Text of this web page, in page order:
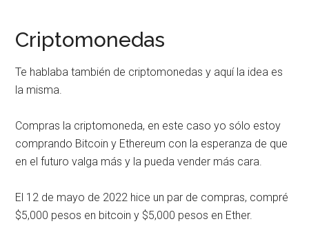
Criptomonedas
Te hablaba también de criptomonedas y aquí la idea es
la misma.
Compras la criptomoneda, en este caso yo sólo estoy
comprando Bitcoin y Ethereum con la esperanza de que
en el futuro valga más y la pueda vender más cara.
El 12 de mayo de 2022 hice un par de compras, compré
$5,000 pesos en bitcoin y $5,000 pesos en Ether.